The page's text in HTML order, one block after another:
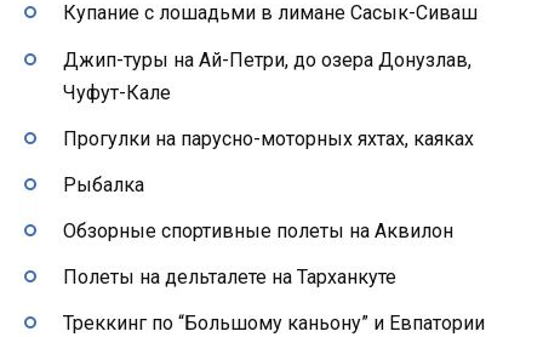
Купание с лошадьми в лимане Сасык-Сиваш
Джип-туры на Ай-Петри, до озера Донузлав,
Чуфут-Кале
Прогулки на парусно-моторных яхтах, каяках
Рыбалка
Обзорные спортивные полеты на Аквилон
Полеты на дельталете на Тарханкуте
Треккинг по “Большому каньону” и Евпатории